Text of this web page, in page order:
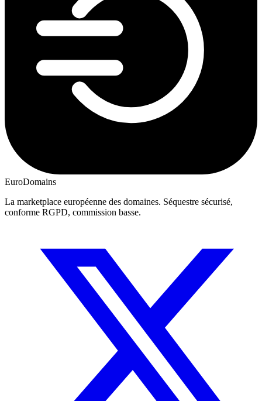
EuroDomains
La marketplace européenne des domaines. Séquestre sécurisé,
conforme RGPD, commission basse.